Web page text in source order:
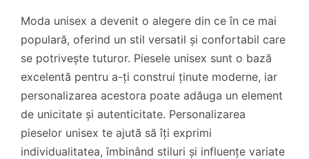
Moda unisex a devenit o alegere din ce în ce mai
populară, oferind un stil versatil și confortabil care
se potrivește tuturor. Piesele unisex sunt o bază
excelentă pentru a-ți construi ținute moderne, iar
personalizarea acestora poate adăuga un element
de unicitate și autenticitate. Personalizarea
pieselor unisex te ajută să îți exprimi
individualitatea, îmbinând stiluri și influențe variate